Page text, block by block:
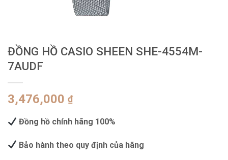
ĐỒNG HỒ CASIO SHEEN SHE-4554M-
7AUDF
3,476,000 ₫
Đồng hồ chính hãng 100%
Bảo hành theo quy định của hãng